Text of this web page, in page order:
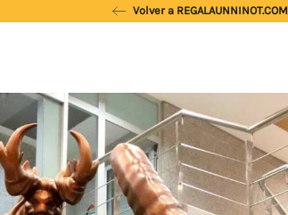
Volver a REGALAUNNINOT.COM